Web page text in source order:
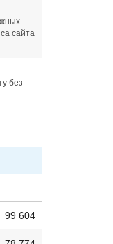
сайта
без
99 604